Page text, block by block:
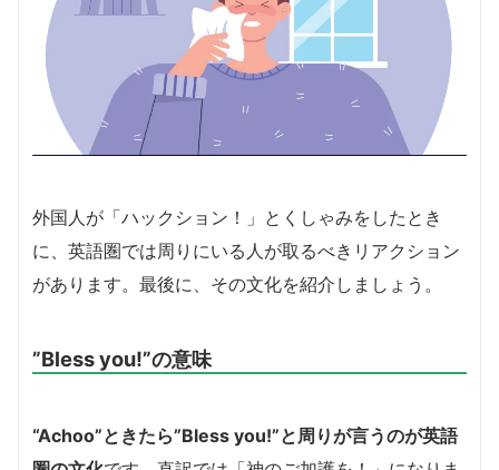
外国人が「ハックション！」とくしゃみをしたとき
に、英語圏では周りにいる人が取るべきリアクション
があります。最後に、その文化を紹介しましょう。
”Bless you!”の意味
“Achoo”ときたら”Bless you!”と周りが言うのが英語